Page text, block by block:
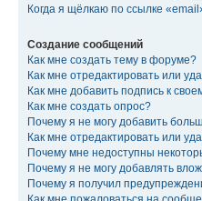
Когда я щёлкаю по ссылке
Создание сообщений
Как мне создать тему в форуме?
Как мне отредактировать или
Как мне добавить подпись к
Как мне создать опрос?
Почему я не могу добавить
Как мне отредактировать или
Почему мне недоступны
Почему я не могу добавлять
Почему я получил